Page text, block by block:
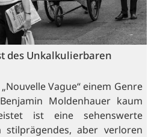
des Unkalkulierbaren
Vague“ einem Genre
Moldenhauer kaum
ist eine sehenswerte
stilprägendes, aber verloren